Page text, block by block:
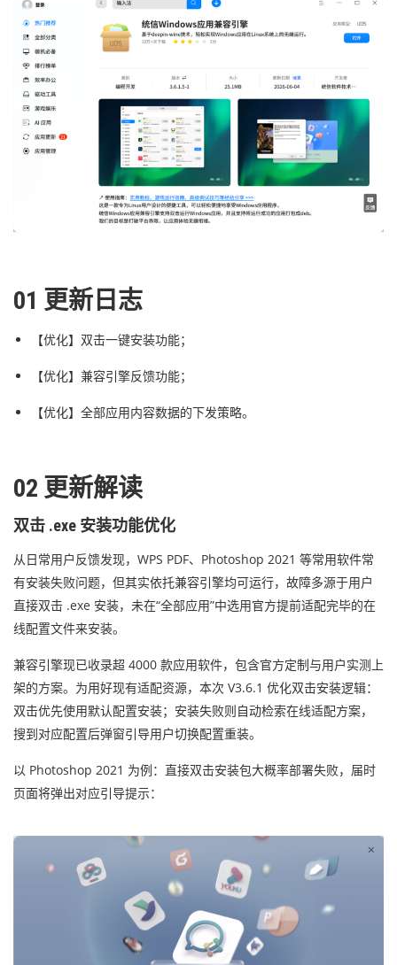
01 更新日志
【优化】双击一键安装功能；
【优化】兼容引擎反馈功能；
【优化】全部应用内容数据的下发策略。
02 更新解读
双击 .exe 安装功能优化
从日常用户反馈发现，WPS PDF、Photoshop 2021 等常用软件常
有安装失败问题，但其实依托兼容引擎均可运行，故障多源于用户
直接双击 .exe 安装，未在“全部应用”中选用官方提前适配完毕的在
线配置文件来安装。
兼容引擎现已收录超 4000 款应用软件，包含官方定制与用户实测上
架的方案。为用好现有适配资源，本次 V3.6.1 优化双击安装逻辑：
双击优先使用默认配置安装；安装失败则自动检索在线适配方案，
搜到对应配置后弹窗引导用户切换配置重装。
以 Photoshop 2021 为例：直接双击安装包大概率部署失败，届时
页面将弹出对应引导提示：